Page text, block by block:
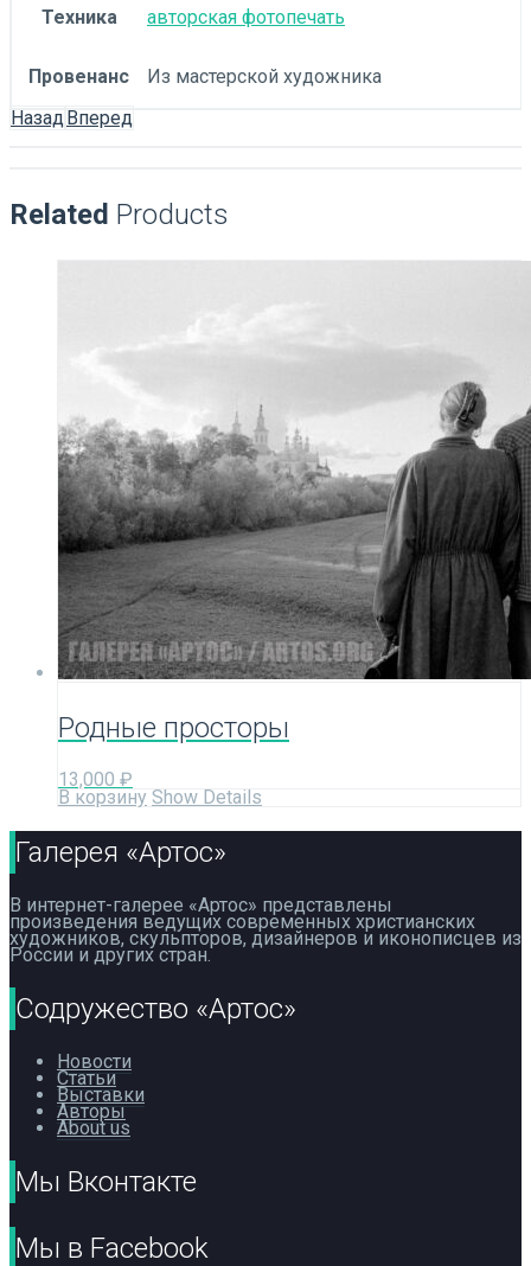
Техника авторская фотопечать
Провенанс
Из мастерской художника
НазадВперед
Related Products
Родные просторы
13,000 ₽
В корзину Show Details
Галерея «Артос»
В интернет-галерее «Артос» представлены
произведения ведущих современных христианских
художников, скульпторов, дизайнеров и иконописцев из
России и других стран.
Содружество «Артос»
Новости
Статьи
Выставки
Авторы
About us
Мы Вконтакте
Мы в Facebook